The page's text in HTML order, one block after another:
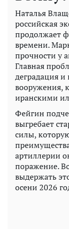
Наталья
российская
продолжает
времени.
прочности у
Главная
деградация и
вооружения,
иранскими
Фейгин
выгребает
силы,
артиллерии
поражение.
выдержать
осени 2026